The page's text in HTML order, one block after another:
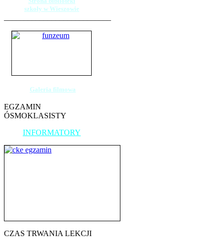
szkoły w Wieszowie
Galeria filmowa
EGZAMIN
ÓSMOKLASISTY
INFORMATORY
CZAS TRWANIA LEKCJI